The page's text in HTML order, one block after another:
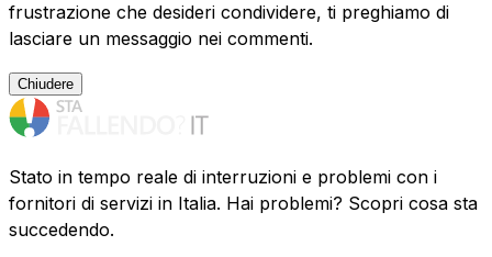
frustrazione che desideri condividere, ti preghiamo di
lasciare un messaggio nei commenti.
Chiudere
Stato in tempo reale di interruzioni e problemi con i
fornitori di servizi in Italia. Hai problemi? Scopri cosa sta
succedendo.